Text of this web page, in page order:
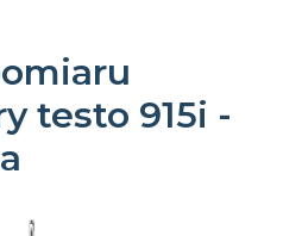
testo 915i -